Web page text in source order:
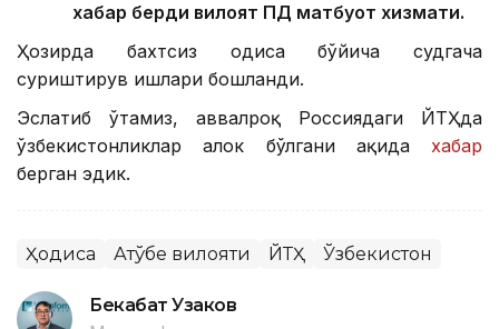
хабар берди вилоят ПД матбуот хизмати.
Ҳозирда бахтсиз ҳодиса бўйича судгача
суриштирув ишлари бошланди.
Эслатиб ўтамиз, аввалроқ Россиядаги ЙТҲда
ўзбекистонликлар ҳалок бўлгани ҳақидахабар
берган эдик.
Ҳодиса Ақтўбе вилояти ЙТҲ Ўзбекистон
Бекабат Узаков